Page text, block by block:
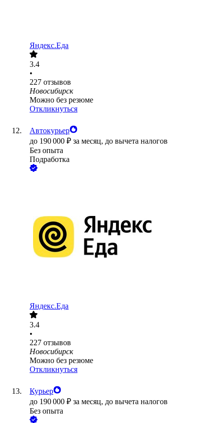
Яндекс.Еда
3.4
•
227 отзывов
Новосибирск
Можно без резюме
Откликнуться
Автокурьер
до 190 000 ₽ за месяц, до вычета налогов
Без опыта
Подработка
Яндекс.Еда
3.4
•
227 отзывов
Новосибирск
Можно без резюме
Откликнуться
Курьер
до 190 000 ₽ за месяц, до вычета налогов
Без опыта